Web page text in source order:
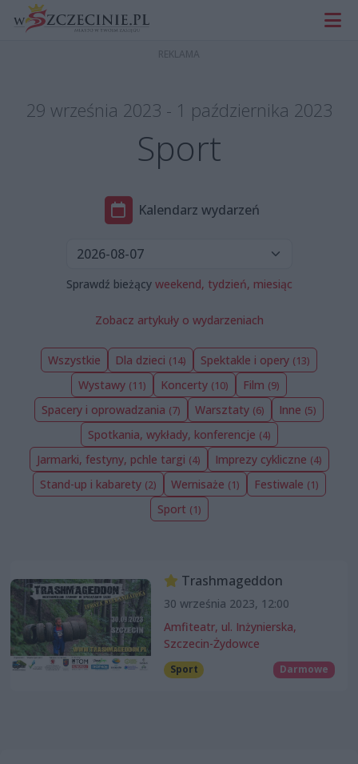
29 września 2023 - 1 października 2023
Sport
Kalendarz wydarzeń
Sprawdź bieżący weekend, tydzień, miesiąc
Zobacz artykuły o wydarzeniach
Wszystkie Dla dzieci (14) Spektakle i opery (13)
Wystawy (11) Koncerty (10) Film (9)
Spacery i oprowadzania (7) Warsztaty (6) Inne (5)
Spotkania, wykłady, konferencje (4)
Jarmarki, festyny, pchle targi (4) Imprezy cykliczne (4)
Stand-up i kabarety (2) Wernisaże (1) Festiwale (1)
Sport (1)
Trashmageddon
30 września 2023, 12:00
Amfiteatr, ul. Inżynierska,
Szczecin-Żydowce
Sport Darmowe